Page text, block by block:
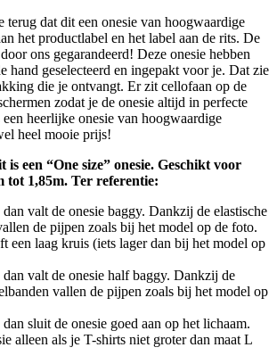
terug dat dit een onesie van hoogwaardige
het productlabel en het label aan de rits. De
ons gegarandeerd! Deze onesie hebben
hand geselecteerd en ingepakt voor je. Dat zie
die je ontvangt. Er zit cellofaan op de
zodat je de onesie altijd in perfecte
heerlijke onesie van hoogwaardige
heel mooie prijs!
een “One size” onesie. Geschikt voor
tot 1,85m. Ter referentie:
valt de onesie baggy. Dankzij de elastische
de pijpen zoals bij het model op de foto.
een laag kruis (iets lager dan bij het model op
valt de onesie half baggy. Dankzij de
vallen de pijpen zoals bij het model op
sluit de onesie goed aan op het lichaam.
alleen als je T-shirts niet groter dan maat L